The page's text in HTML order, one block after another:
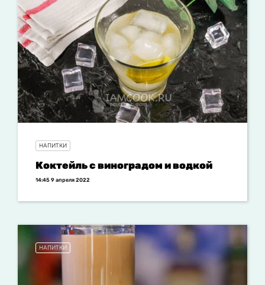
НАПИТКИ
Коктейль c виноградом и водкой
14:45 9 апреля 2022
НАПИТКИ